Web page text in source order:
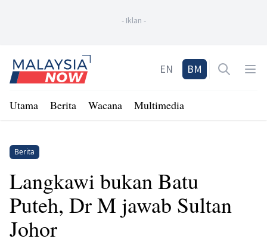
- Iklan -
Home
EN BM Open
Utama Berita Wacana Multimedia
Berita
Langkawi bukan Batu
Puteh, Dr M jawab Sultan
Johor